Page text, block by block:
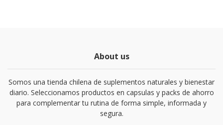
About us
Somos una tienda chilena de suplementos naturales y bienestar
diario. Seleccionamos productos en capsulas y packs de ahorro
para complementar tu rutina de forma simple, informada y
segura.